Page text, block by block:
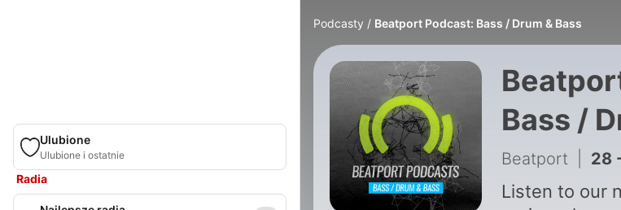
Ulubione
Ulubione i ostatnie
Radia
Podcasty Beatport Podcast: Bass / Drum & Bass
Bass /
Bass
Beatport 28 -
Listen to our